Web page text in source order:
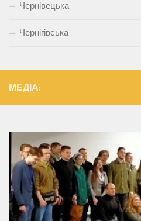
Чернівецька
Чернігівська
МЕДІА: